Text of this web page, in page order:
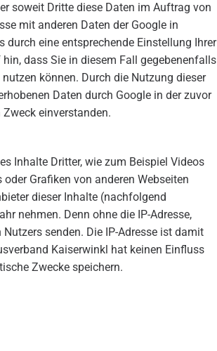
soweit Dritte diese Daten im Auftrag von
mit anderen Daten der Google in
eine entsprechende Einstellung Ihrer
dass Sie in diesem Fall gegebenenfalls
können. Durch die Nutzung dieser
Daten durch Google in der zuvor
einverstanden.
Inhalte Dritter, wie zum Beispiel Videos
Grafiken von anderen Webseiten
dieser Inhalte (nachfolgend
nehmen. Denn ohne die IP-Adresse,
senden. Die IP-Adresse ist damit
Kaiserwinkl hat keinen Einfluss
Zwecke speichern.